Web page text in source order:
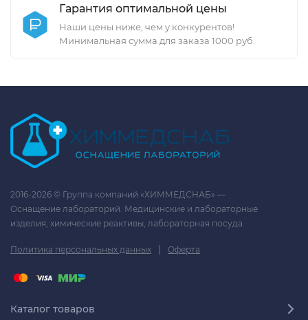
Гарантия оптимальной цены
Наши цены ниже, чем у конкурентов!
Минимальная сумма для заказа 1000 руб.
2016-2026 © Группа компаний «ХИММЕДСНАБ» —
Оснащение лабораторий. Медицинские и лабораторные
изделия, химические реактивы, лабораторная посуда.
Политика персональных данных | Оферта
Каталог товаров